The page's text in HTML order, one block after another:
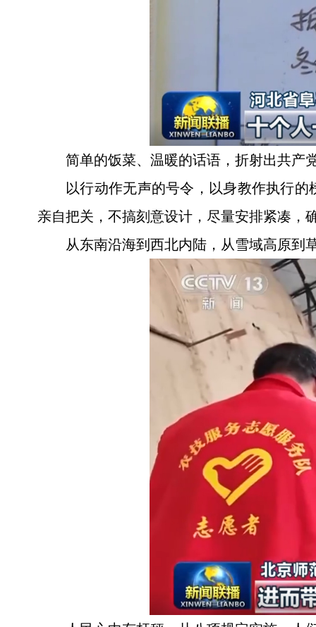
简单的饭菜、温暖的话语，折射出共产
以行动作无声的号令，以身教作执行
亲自把关，不搞刻意设计，尽量安排紧凑，
从东南沿海到西北内陆，从雪域高原到